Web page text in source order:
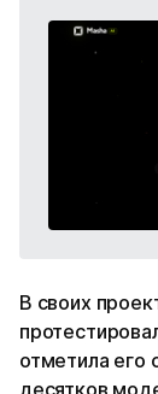
В своих
отметила его